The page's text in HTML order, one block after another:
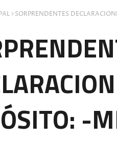
SORPRENDENTES
-